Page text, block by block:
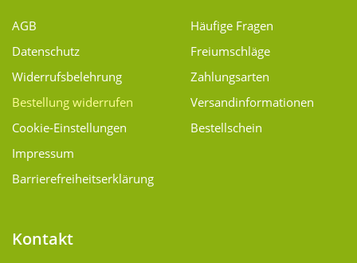
AGB
Datenschutz
Widerrufsbelehrung
Bestellung widerrufen
Cookie-Einstellungen
Impressum
Barrierefreiheitserklärung
Häufige Fragen
Freiumschläge
Zahlungsarten
Versand­informationen
Bestellschein
Kontakt